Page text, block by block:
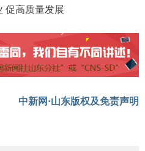
促高质量发展
中新网·山东版权及免责声明